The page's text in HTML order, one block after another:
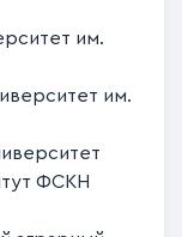
им.
им.
ФСКН